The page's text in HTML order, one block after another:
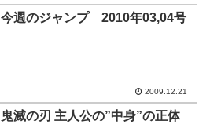
今週のジャンプ 2010年03,04号
2009.12.21
鬼滅の刃 主人公の”中身”の正体